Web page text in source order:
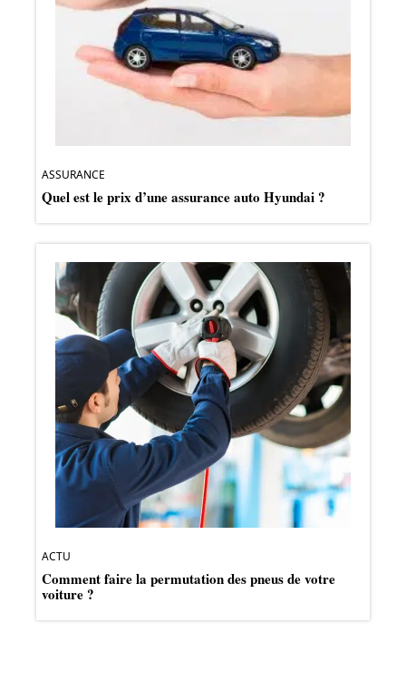
ASSURANCE
Quel est le prix d’une assurance auto Hyundai ?
ACTU
Comment faire la permutation des pneus de votre
voiture ?